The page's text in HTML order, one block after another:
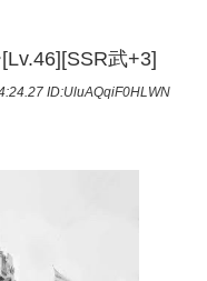
武+3]
ID:UluAQqiF0HLWN